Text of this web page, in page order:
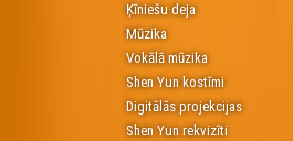
Ķīniešu deja
Mūzika
Vokālā mūzika
Shen Yun kostīmi
Digitālās projekcijas
Shen Yun rekvizīti